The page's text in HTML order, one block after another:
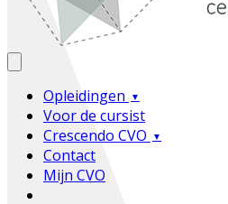
Opleidingen
Voor de cursist
Crescendo CVO
Contact
Mijn CVO